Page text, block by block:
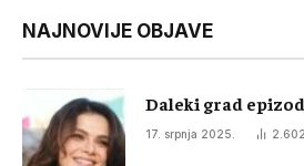
NAJNOVIJE OBJAVE
Daleki grad
17. srpnja 2025. 2.602